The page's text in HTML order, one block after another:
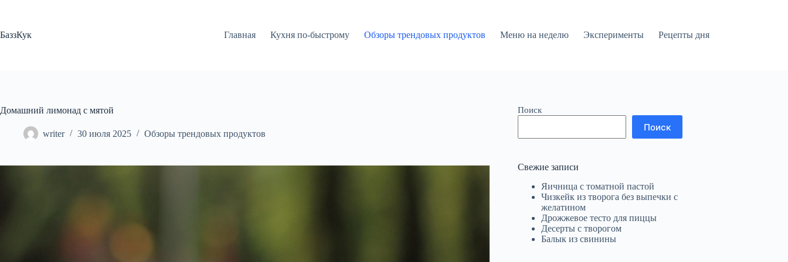
БаззКук
Главная Кухня по-быстрому Обзоры трендовых продуктов Меню на неделю Эксперименты Рецепты дня
Домашний лимонад с мятой
writer 30 июля 2025 Обзоры трендовых продуктов
Поиск
Поиск
Свежие записи
Яичница с томатной пастой
Чизкейк из творога без выпечки с
желатином
Дрожжевое тесто для пиццы
Десерты с творогом
Балык из свинины